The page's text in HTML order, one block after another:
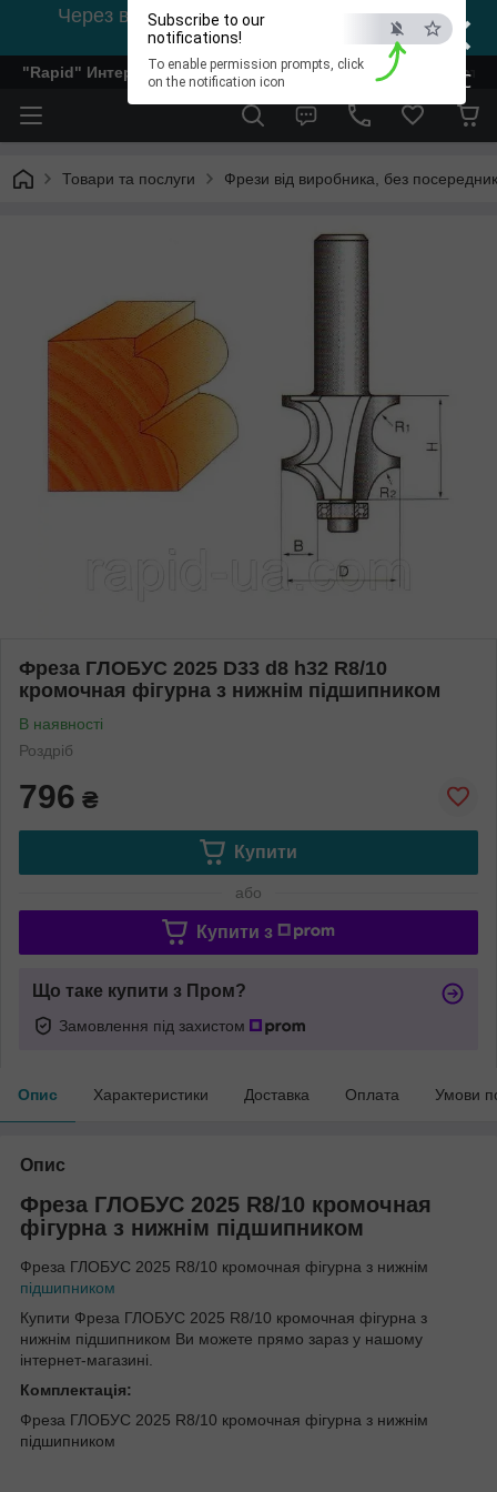
×
ESC
Subscribe to our
notifications!
To enable permission prompts, click
on the notification icon
Через відсутність світла, зв'язок на viber
0978002056
"Rapid" Интернет-магазин деревообрабатывающего
Товари та послуги Фрези від виробника, без
Фреза ГЛОБУС 2025 D33 d8 h32 R8/10
кромочная фігурна з нижнім підшипником
В наявності
Роздріб
796 ₴
Купити
або
Купити з
Що таке купити з Пром?
Замовлення під захистом
Опис Характеристики Доставка Оплата Умови
Опис
Фреза ГЛОБУС 2025 R8/10 кромочная
фігурна з нижнім підшипником
Фреза ГЛОБУС 2025 R8/10 кромочная фігурна з нижнім
підшипником
Купити Фреза ГЛОБУС 2025 R8/10 кромочная фігурна з
нижнім підшипником Ви можете прямо зараз у нашому
інтернет-магазині.
Комплектація:
Фреза ГЛОБУС 2025 R8/10 кромочная фігурна з нижнім
підшипником